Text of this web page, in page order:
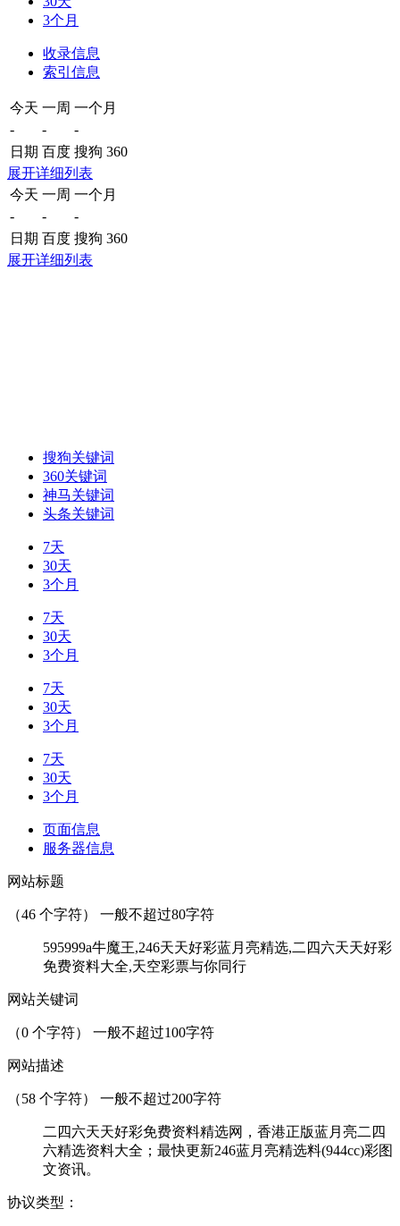
3个月
收录信息
索引信息
今天 一周 一个月
-
-
-
日期 百度 搜狗 360
展开详细列表
今天 一周 一个月
-
-
-
日期 百度 搜狗 360
展开详细列表
搜狗关键词
360关键词
神马关键词
头条关键词
7天
30天
3个月
7天
30天
3个月
7天
30天
3个月
7天
30天
3个月
页面信息
服务器信息
网站标题
（46 个字符） 一般不超过80字符
595999a牛魔王,246天天好彩蓝月亮精选,二四六天天好彩
免费资料大全,天空彩票与你同行
网站关键词
（0 个字符） 一般不超过100字符
网站描述
（58 个字符） 一般不超过200字符
二四六天天好彩免费资料精选网，香港正版蓝月亮二四
六精选资料大全；最快更新246蓝月亮精选料(944cc)彩图
文资讯。
协议类型：